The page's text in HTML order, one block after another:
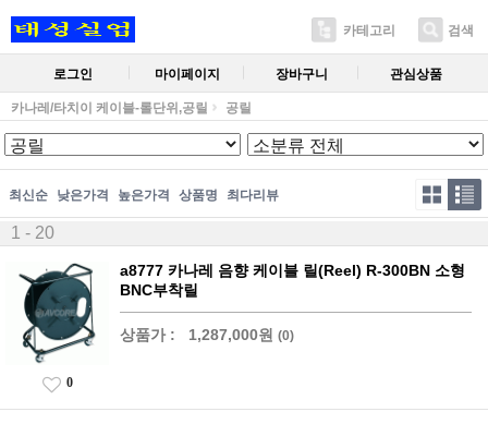
카테고리 검색
로그인 마이페이지 장바구니 관심상품
카나레/타치이 케이블-롤단위,공릴 공릴
최신순 낮은가격 높은가격 상품명 최다리뷰
1 - 20
a8777 카나레 음향 케이블 릴(Reel) R-300BN 소형
BNC부착릴
상품가 : 1,287,000원 (0)
0